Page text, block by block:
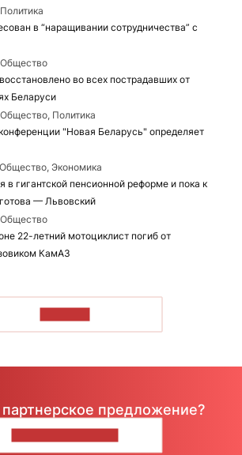
Политика
в “наращивании сотрудничества” с
Общество
во всех пострадавших от
Беларуси
Общество, Политика
"Новая Беларусь" определяет
Общество, Экономика
в гигантской пенсионной реформе и пока к
— Львовский
Общество
22-летний мотоциклист погиб от
КамАЗ
партнерское предложение?